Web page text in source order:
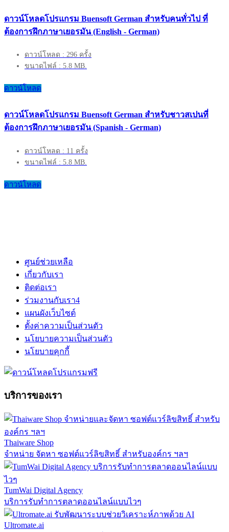
ดาวน์โหลดโปรแกรม Buensoft German สำหรับคนทั่วไป ที่
ต้องการฝึกภาษาเยอรมัน (English - German)
ดาวน์โหลด : 296 ครั้ง
ขนาดไฟล์ : 5.8 MB.
ดาวน์โหลด
ดาวน์โหลดโปรแกรม Buensoft German สำหรับชาวสเปนที่
ต้องการฝึกภาษาเยอรมัน (Spanish - German)
ดาวน์โหลด : 11 ครั้ง
ขนาดไฟล์ : 5.8 MB.
ดาวน์โหลด
ศูนย์ช่วยเหลือ
เกี่ยวกับเรา
ติดต่อเรา
ร่วมงานกับเรา4
แผนผังเว็บไซต์
ตั้งค่าความเป็นส่วนตัว
นโยบายความเป็นส่วนตัว
นโยบายคุกกี้
บริการของเรา
Thaiware Shop
จำหน่าย จัดหา ซอฟต์แวร์ลิขสิทธิ์ สำหรับองค์กร ฯลฯ
TumWai Digital Agency
บริการรับทำการตลาดออนไลน์แบบไวๆ
Ultromate.ai